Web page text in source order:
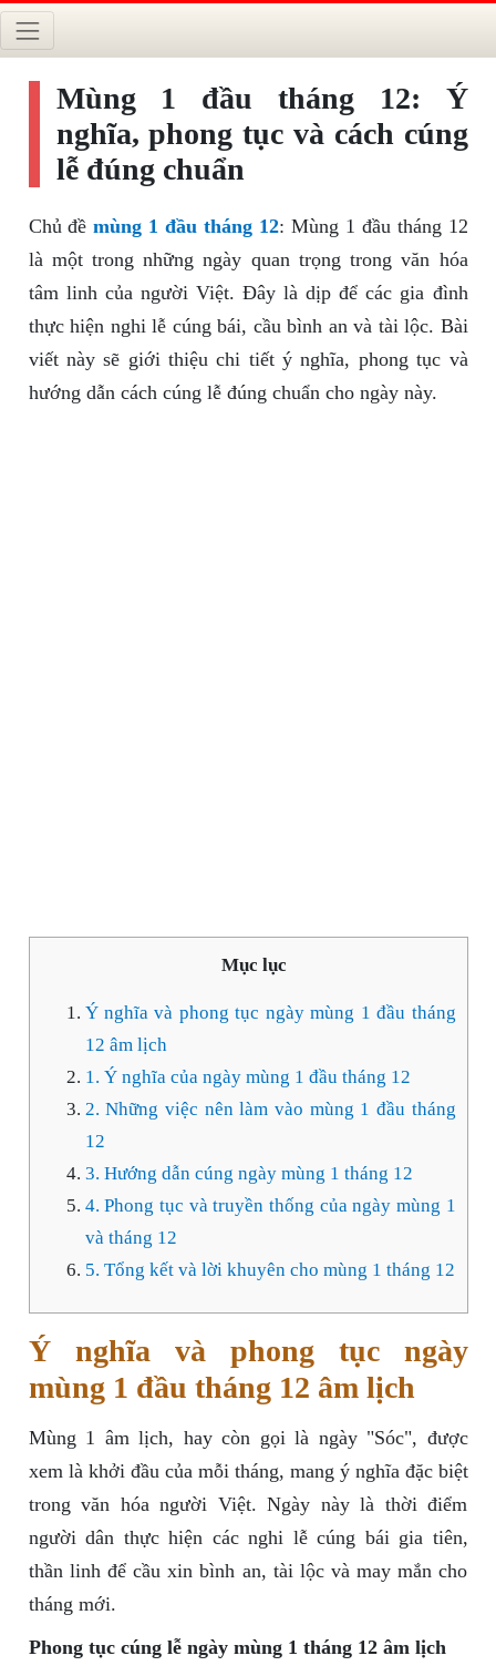
Mùng 1 đầu tháng 12: Ý
nghĩa, phong tục và cách cúng
lễ đúng chuẩn
Chủ đềmùng 1 đầu tháng 12: Mùng 1 đầu tháng 12
là một trong những ngày quan trọng trong văn hóa
tâm linh của người Việt. Đây là dịp để các gia đình
thực hiện nghi lễ cúng bái, cầu bình an và tài lộc. Bài
viết này sẽ giới thiệu chi tiết ý nghĩa, phong tục và
hướng dẫn cách cúng lễ đúng chuẩn cho ngày này.
Mục lục
Ý nghĩa và phong tục ngày mùng 1 đầu tháng
12 âm lịch
1. Ý nghĩa của ngày mùng 1 đầu tháng 12
2. Những việc nên làm vào mùng 1 đầu tháng
12
3. Hướng dẫn cúng ngày mùng 1 tháng 12
4. Phong tục và truyền thống của ngày mùng 1
và tháng 12
5. Tổng kết và lời khuyên cho mùng 1 tháng 12
Ý nghĩa và phong tục ngày
mùng 1 đầu tháng 12 âm lịch
Mùng 1 âm lịch, hay còn gọi là ngày "Sóc", được
xem là khởi đầu của mỗi tháng, mang ý nghĩa đặc biệt
trong văn hóa người Việt. Ngày này là thời điểm
người dân thực hiện các nghi lễ cúng bái gia tiên,
thần linh để cầu xin bình an, tài lộc và may mắn cho
tháng mới.
Phong tục cúng lễ ngày mùng 1 tháng 12 âm lịch